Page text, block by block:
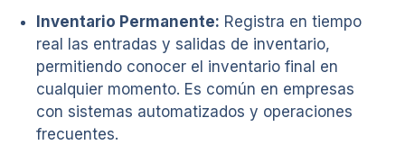
Inventario Permanente: Registra en tiempo
real las entradas y salidas de inventario,
permitiendo conocer el inventario final en
cualquier momento. Es común en empresas
con sistemas automatizados y operaciones
frecuentes.